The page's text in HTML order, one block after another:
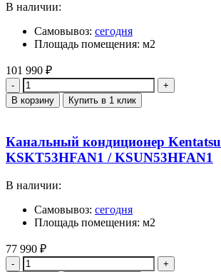
В наличии:
Самовывоз: сегодня
Площадь помещения: м2
101 990 ₽
Количество
В корзину Купить в 1 клик
Канальный кондиционер Kentatsu
KSKT53HFAN1 / KSUN53HFAN1
В наличии:
Самовывоз: сегодня
Площадь помещения: м2
77 990 ₽
Количество